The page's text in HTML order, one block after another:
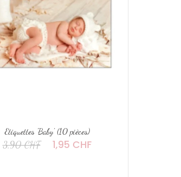
Etiquettes 'Baby' (10 pièces)
3,90 CHF 1,95 CHF